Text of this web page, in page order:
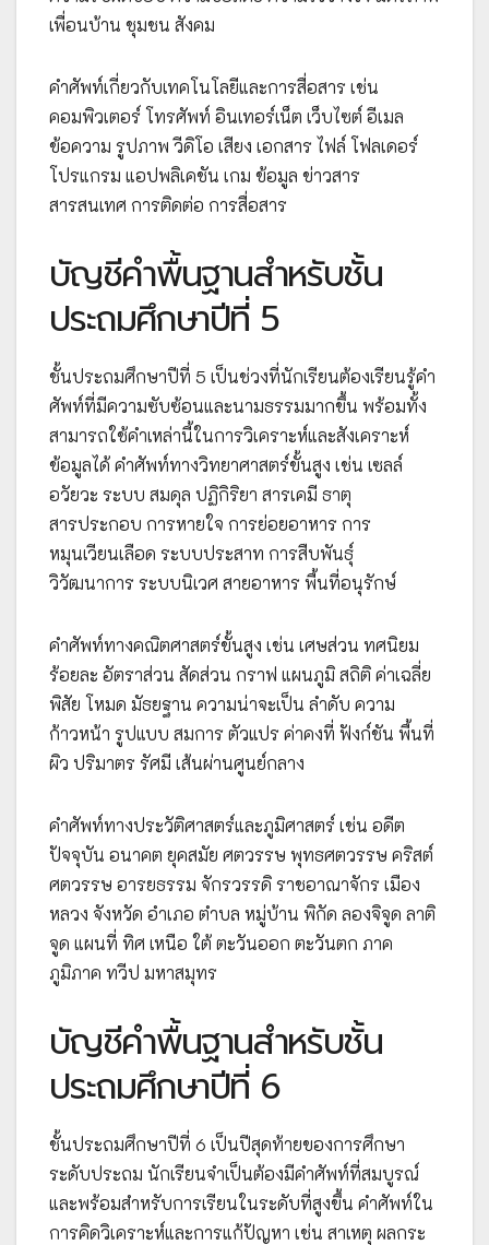
เพื่อนบ้าน ชุมชน สังคม
คำศัพท์เกี่ยวกับเทคโนโลยีและการสื่อสาร เช่น
คอมพิวเตอร์ โทรศัพท์ อินเทอร์เน็ต เว็บไซต์ อีเมล
ข้อความ รูปภาพ วีดิโอ เสียง เอกสาร ไฟล์ โฟลเดอร์
โปรแกรม แอปพลิเคชัน เกม ข้อมูล ข่าวสาร
สารสนเทศ การติดต่อ การสื่อสาร
บัญชีคำพื้นฐานสำหรับชั้น
ประถมศึกษาปีที่ 5
ชั้นประถมศึกษาปีที่ 5 เป็นช่วงที่นักเรียนต้องเรียนรู้คำ
ศัพท์ที่มีความซับซ้อนและนามธรรมมากขึ้น พร้อมทั้ง
สามารถใช้คำเหล่านี้ในการวิเคราะห์และสังเคราะห์
ข้อมูลได้ คำศัพท์ทางวิทยาศาสตร์ขั้นสูง เช่น เซลล์
อวัยวะ ระบบ สมดุล ปฏิกิริยา สารเคมี ธาตุ
สารประกอบ การหายใจ การย่อยอาหาร การ
หมุนเวียนเลือด ระบบประสาท การสืบพันธุ์
วิวัฒนาการ ระบบนิเวศ สายอาหาร พื้นที่อนุรักษ์
คำศัพท์ทางคณิตศาสตร์ขั้นสูง เช่น เศษส่วน ทศนิยม
ร้อยละ อัตราส่วน สัดส่วน กราฟ แผนภูมิ สถิติ ค่าเฉลี่ย
พิสัย โหมด มัธยฐาน ความน่าจะเป็น ลำดับ ความ
ก้าวหน้า รูปแบบ สมการ ตัวแปร ค่าคงที่ ฟังก์ชัน พื้นที่
ผิว ปริมาตร รัศมี เส้นผ่านศูนย์กลาง
คำศัพท์ทางประวัติศาสตร์และภูมิศาสตร์ เช่น อดีต
ปัจจุบัน อนาคต ยุคสมัย ศตวรรษ พุทธศตวรรษ คริสต์
ศตวรรษ อารยธรรม จักรวรรดิ ราชอาณาจักร เมือง
หลวง จังหวัด อำเภอ ตำบล หมู่บ้าน พิกัด ลองจิจูด ลาติ
จูด แผนที่ ทิศ เหนือ ใต้ ตะวันออก ตะวันตก ภาค
ภูมิภาค ทวีป มหาสมุทร
บัญชีคำพื้นฐานสำหรับชั้น
ประถมศึกษาปีที่ 6
ชั้นประถมศึกษาปีที่ 6 เป็นปีสุดท้ายของการศึกษา
ระดับประถม นักเรียนจำเป็นต้องมีคำศัพท์ที่สมบูรณ์
และพร้อมสำหรับการเรียนในระดับที่สูงขึ้น คำศัพท์ใน
การคิดวิเคราะห์และการแก้ปัญหา เช่น สาเหตุ ผลกระ